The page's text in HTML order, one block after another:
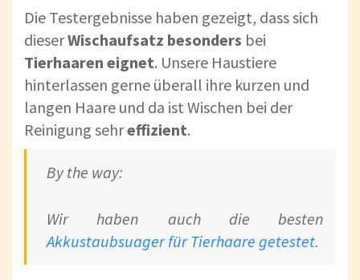
Die Testergebnisse haben gezeigt, dass sich
dieserWischaufsatz besonders bei
Tierhaaren eignet. Unsere Haustiere
hinterlassen gerne überall ihre kurzen und
langen Haare und da ist Wischen bei der
Reinigung sehreffizient.
By the way:
Wir haben auch die besten
Akkustaubsuager für Tierhaare getestet.